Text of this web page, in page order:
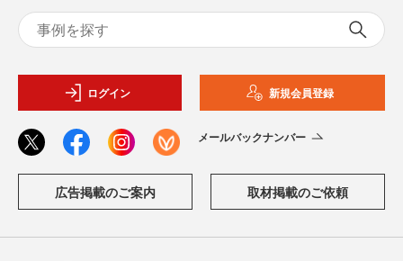
ログイン 新規会員登録
メールバックナンバー
広告掲載のご案内 取材掲載のご依頼